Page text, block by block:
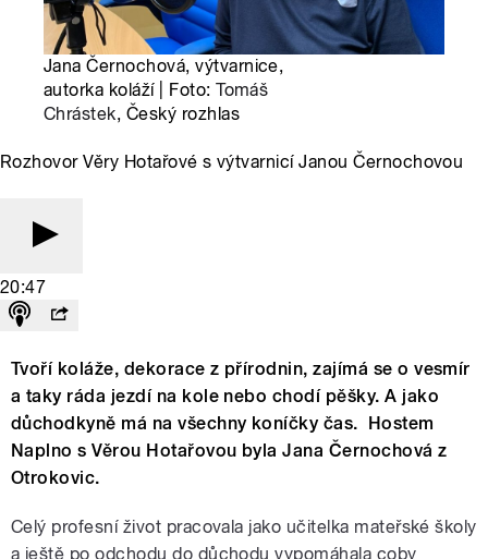
Jana Černochová, výtvarnice,
autorka koláží | Foto:Tomáš
Chrástek, Český rozhlas
Rozhovor Věry Hotařové s výtvarnicí Janou Černochovou
20:47
Tvoří koláže, dekorace z přírodnin, zajímá se o vesmír
a taky ráda jezdí na kole nebo chodí pěšky. A jako
důchodkyně má na všechny koníčky čas. Hostem
Naplno s Věrou Hotařovou byla Jana Černochová z
Otrokovic.
Celý profesní život pracovala jako učitelka mateřské školy
a ještě po odchodu do důchodu vypomáhala coby